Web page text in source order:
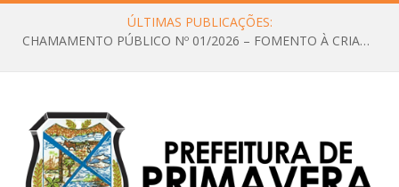
ÚLTIMAS PUBLICAÇÕES:
CHAMAMENTO PÚBLICO Nº 01/2026 – FOMENTO À CRIAÇÃO E A CIRCULAÇÃO DE PRODUÇÕES CULTURAIS – Aldir Blanc